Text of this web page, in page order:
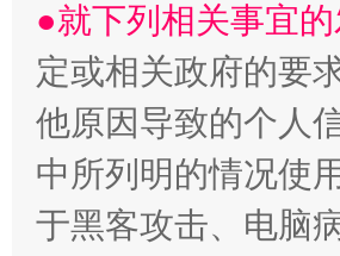
受贿1.44亿！段成刚被判无期
●就下列相关事宜
定或相关政府的要
他原因导致的个人
中所列明的情况使
于黑客攻击、电脑